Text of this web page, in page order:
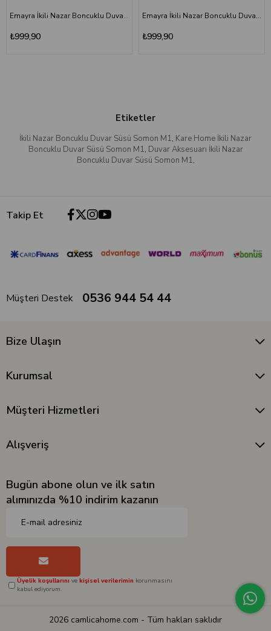
Emayra İkili Nazar Boncuklu Duvar Süsü Turkuaz | Yıldız Motifli
₺999,90
Emayra İkili Nazar Boncuklu Duvar Süsü Krem Altın | Yıldız Motifli
₺999,90
Etiketler
İkili Nazar Boncuklu Duvar Süsü Somon M1, Kare Home İkili Nazar
Boncuklu Duvar Süsü Somon M1, Duvar Aksesuarı İkili Nazar
Boncuklu Duvar Süsü Somon M1,
Takip Et
Müşteri Destek 0536 944 54 44
Bize Ulaşın
Kurumsal
Müşteri Hizmetleri
Alışveriş
Bugün abone olun ve ilk satın
alımınızda %10 indirim kazanın
Üyelik koşullarını ve kişisel verilerimin korunmasını
kabul ediyorum.
2026 camlicahome.com - Tüm hakları saklıdır